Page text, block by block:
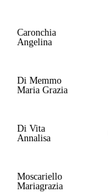
Caronchia
Angelina
Di Memmo
Maria Grazia
Di Vita
Annalisa
Moscariello
Mariagrazia